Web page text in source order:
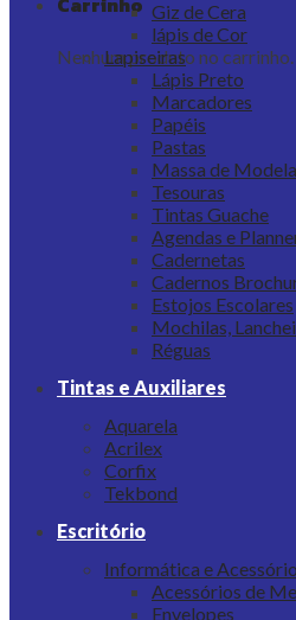
Nenhum produto no carrinho.
Giz de Cera
lápis de Cor
Lapiseiras
Lápis Preto
Marcadores
Papéis
Pastas
Massa de
Tesouras
Tintas Guache
Agendas e
Cadernetas
Cadernos
Estojos Escolares
Mochilas,
Réguas
Tintas e Auxiliares
Aquarela
Acrilex
Corfix
Tekbond
Escritório
Informática e
Acessórios de
Envelopes